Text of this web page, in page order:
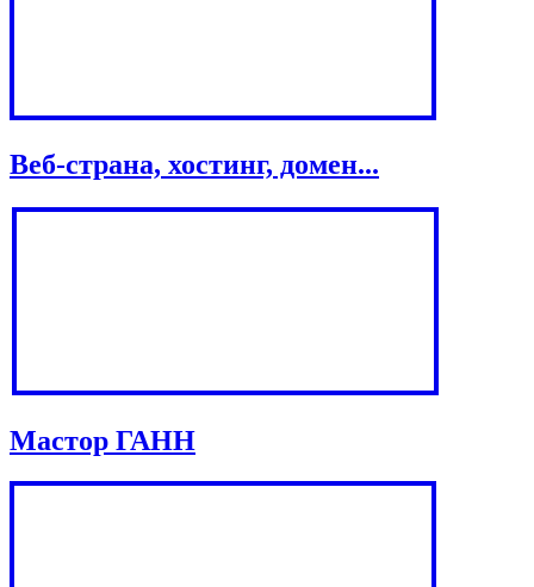
Веб-страна, хостинг, домен...
Мастор ГАНН